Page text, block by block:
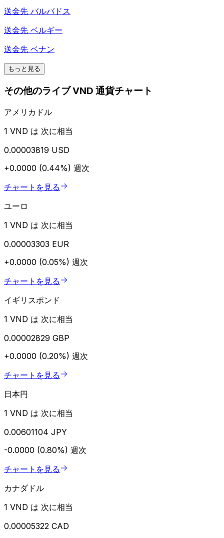
送金先 バルバドス
送金先 ベルギー
送金先 ベナン
もっと見る
その他のライブ VND 通貨チャート
アメリカドル
1 VND は 次に相当
0.00003819 USD
+0.0000 (0.44%) 週次
チャートを見る
ユーロ
1 VND は 次に相当
0.00003303 EUR
+0.0000 (0.05%) 週次
チャートを見る
イギリスポンド
1 VND は 次に相当
0.00002829 GBP
+0.0000 (0.20%) 週次
チャートを見る
日本円
1 VND は 次に相当
0.00601104 JPY
-0.0000 (0.80%) 週次
チャートを見る
カナダドル
1 VND は 次に相当
0.00005322 CAD